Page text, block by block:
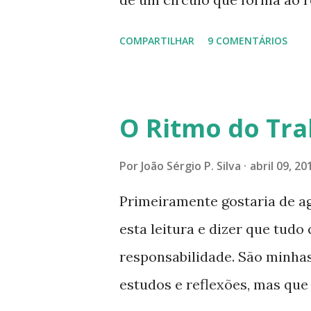
tocando os círculos
formando um círculo cada
CONSAGRAÇÃO DO
Presença que me envolve
aqui: é a presença da
Felicidade e Alegria. Quem
COMPARTILHAR 9 COMENTÁRIOS
O Ritmo do
Por João Sérgio P. Silva abril 09,
Primeiramente gostaria de
esta leitura e dizer que tudo
responsabilidade. São
estudos e reflexões, mas